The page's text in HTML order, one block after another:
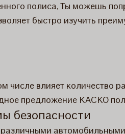
полиса, Ты можешь
быстро изучить
числе влияет
предложение КАСКО
безопасности